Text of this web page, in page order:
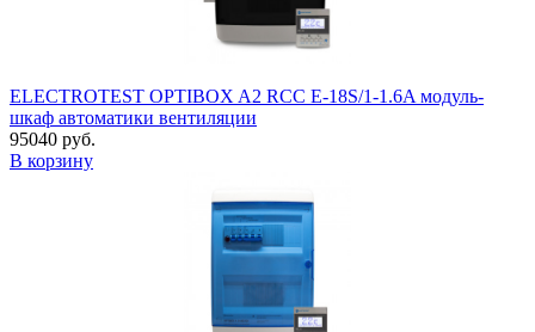
ELECTROTEST OPTIBOX A2 RCC E-18S/1-1.6A модуль-
шкаф автоматики вентиляции
95040 руб.
В корзину